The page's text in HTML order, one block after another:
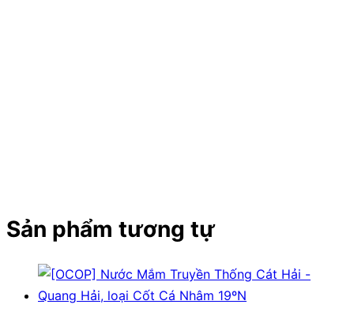
Sản phẩm tương tự